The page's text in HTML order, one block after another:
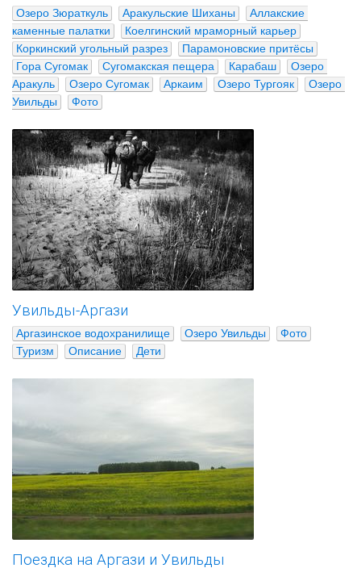
Озеро Зюраткуль Аракульские Шиханы
Аллакские
каменные палатки
Коелгинский мраморный карьер
Коркинский угольный разрез
Парамоновские притёсы
Гора Сугомак
Сугомакская пещера Карабаш
Озеро
Аракуль
Озеро Сугомак Аркаим Озеро Тургояк
Озеро
Увильды
Фото
Увильды-Аргази
Аргазинское водохранилище Озеро Увильды
Фото
Туризм
Описание Дети
Поездка на Аргази и Увильды